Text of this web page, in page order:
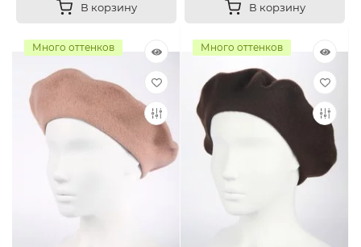
В корзину В корзину
Много оттенков Много оттенков